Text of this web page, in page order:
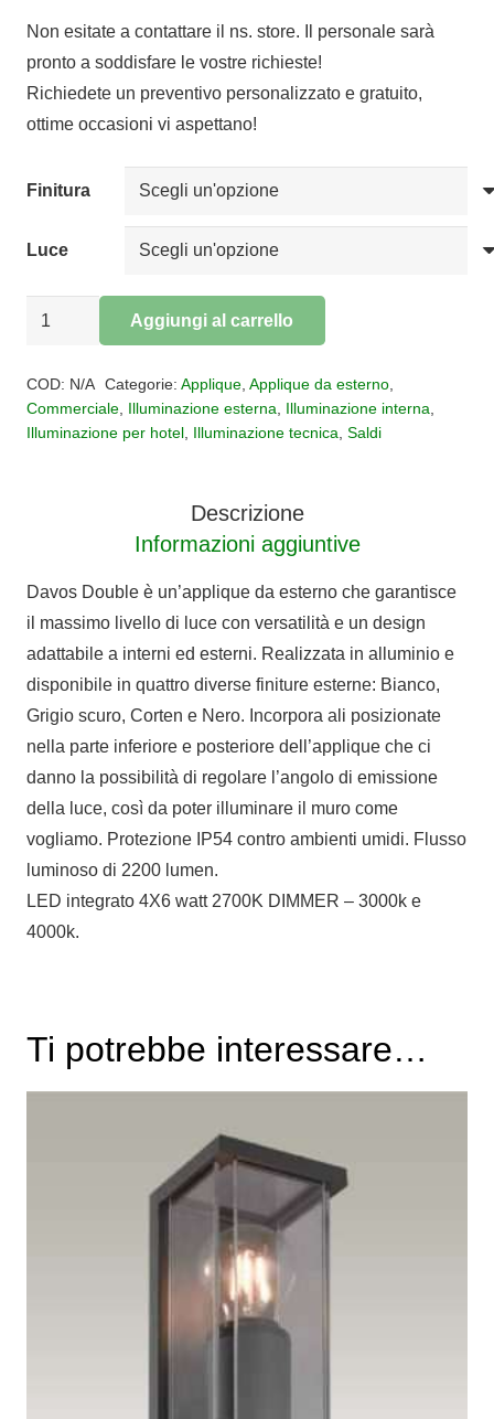
prezzo:
da
€97,00
a
€97,83
Non esitate a contattare il ns. store. Il personale sarà
pronto a soddisfare le vostre richieste!
Richiedete un preventivo personalizzato e gratuito,
ottime occasioni vi aspettano!
Finitura
Luce
Applique
per
esterni
Aggiungi al carrello
COD: N/A Categorie: Applique, Applique da esterno,
Commerciale Illuminazione esterna Illuminazione interna
Illuminazione per hotel Illuminazione tecnica Saldi
Descrizione
Informazioni aggiuntive
Davos Double è un’applique da esterno che garantisce
il massimo livello di luce con versatilità e un design
adattabile a interni ed esterni. Realizzata in alluminio e
disponibile in quattro diverse finiture esterne: Bianco,
Grigio scuro, Corten e Nero. Incorpora ali posizionate
nella parte inferiore e posteriore dell’applique che ci
danno la possibilità di regolare l’angolo di emissione
della luce, così da poter illuminare il muro come
vogliamo. Protezione IP54 contro ambienti umidi. Flusso
luminoso di 2200 lumen.
LED integrato 4X6 watt 2700K DIMMER – 3000k e
4000k.
Ti potrebbe interessare…